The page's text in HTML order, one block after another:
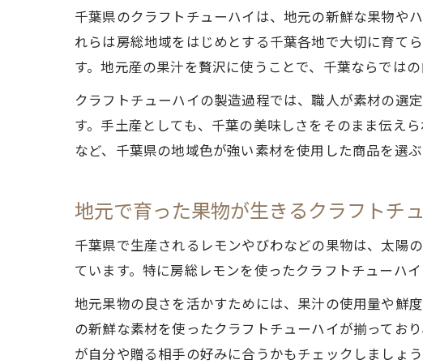
千葉県のクラフトチューハイは、地元の新鮮な果物や
れらは房総地域をはじめとする千葉各地で大切に育て
す。地元産の果汁を贅沢に使うことで、千葉ならでは
クラフトチューハイの製造過程では、職人が素材の選
す。手土産としても、千葉の美味しさをそのまま伝え
など、千葉県の地域色が強い素材を使用した商品を選ぶ
地元で育った果物が生きるクラフトチ
千葉県で生産されるレモンやびわなどの果物は、太陽
ています。特に房総レモンを使ったクラフトチューハ
地元果物の良さを活かすためには、果汁の使用量や鮮
の新鮮な素材を使ったクラフトチューハイが揃ってお
が自分や贈る相手の好みに合うかもチェックしましょう